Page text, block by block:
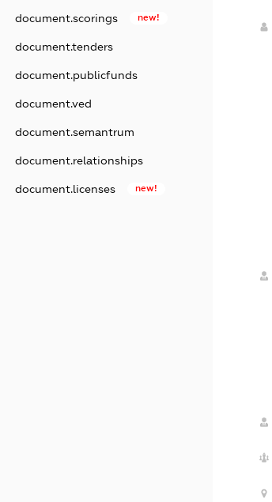
document.scorings new!
document.tenders
document.publicfunds
document.ved
document.semantrum
document.relationships
document.licenses new!